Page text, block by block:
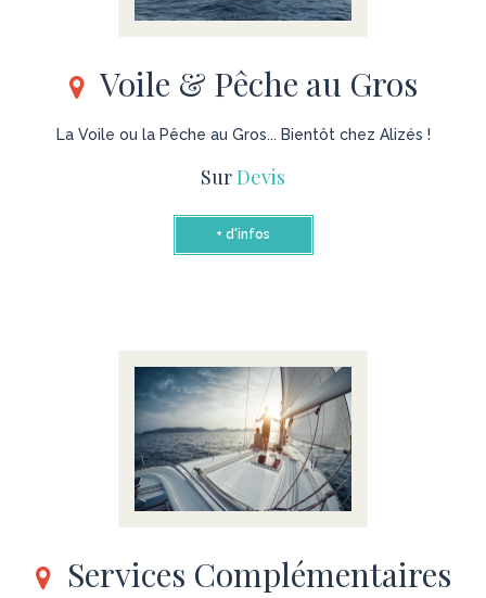
Voile & Pêche au Gros
La Voile ou la Pêche au Gros... Bientôt chez Alizés !
SurDevis
+ d'infos
Services Complémentaires